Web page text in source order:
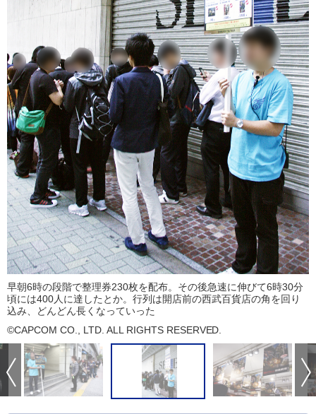
早朝6時の段階で整理券230枚を配布。その後急速に伸びて6時30分
頃には400人に達したとか。行列は開店前の西武百貨店の角を回り
込み、どんどん長くなっていった
©CAPCOM CO., LTD. ALL RIGHTS RESERVED.